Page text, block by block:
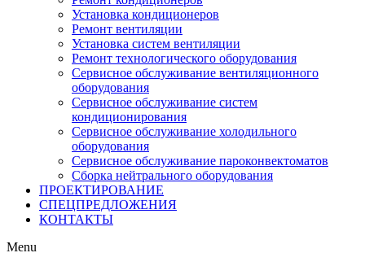
Установка кондиционеров
Ремонт вентиляции
Установка систем вентиляции
Ремонт технологического оборудования
Cервисное обслуживание вентиляционного
оборудования
Cервисное обслуживание систем
кондиционирования
Cервисное обслуживание холодильного
оборудования
Сервисное обслуживание пароконвектоматов
Сборка нейтрального оборудования
ПРОЕКТИРОВАНИЕ
СПЕЦПРЕДЛОЖЕНИЯ
КОНТАКТЫ
Menu